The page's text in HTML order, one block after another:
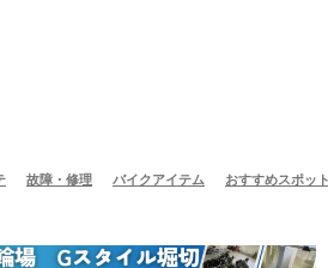
故障・修理 バイクアイテム おすすめスポッ